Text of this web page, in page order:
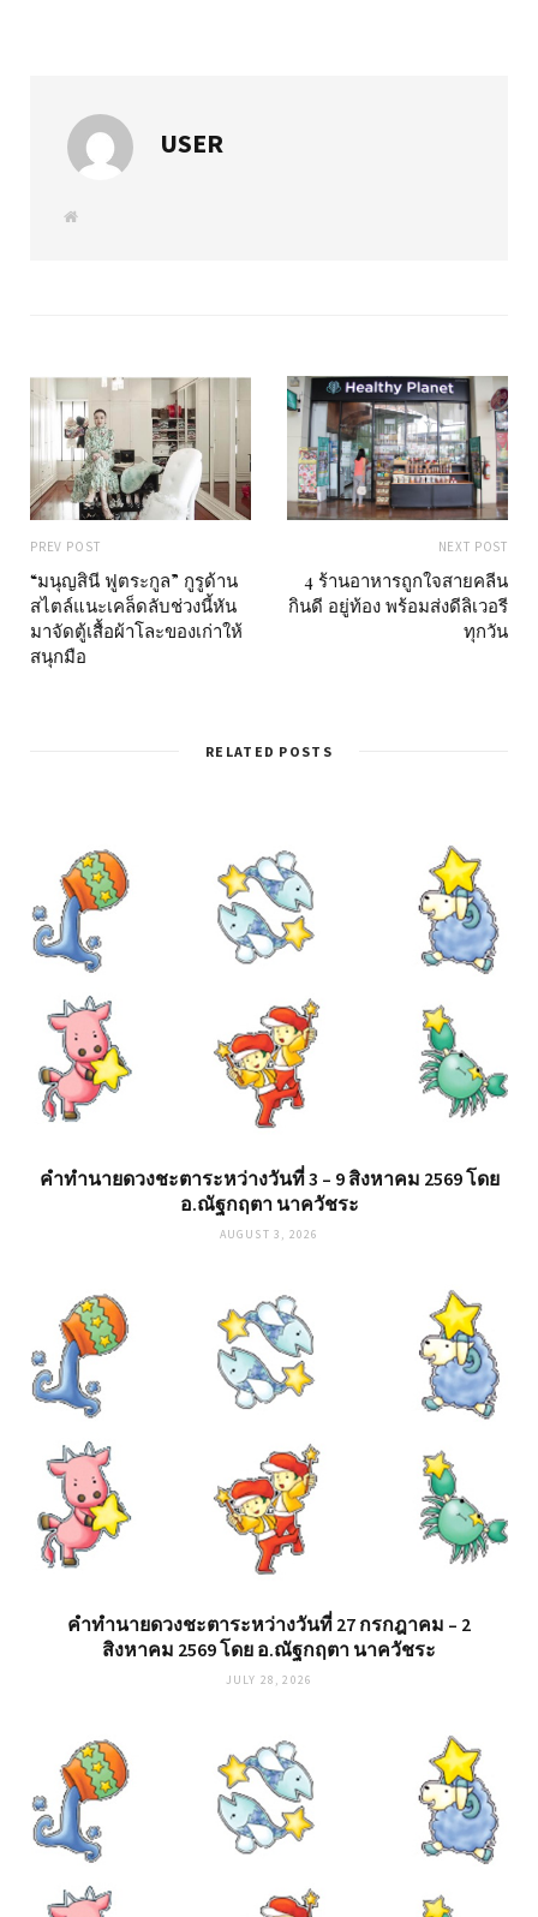
USER
W
PREV POST
“มนุญสินี ฟูตระกูล” กูรูด้าน
สไตล์แนะเคล็ดลับช่วงนี้หัน
มาจัดตู้เสื้อผ้าโละของเก่าให้
สนุกมือ
NEXT POST
4 ร้านอาหารถูกใจสายคลีน
กินดี อยู่ท้อง พร้อมส่งดีลิเวอรี
ทุกวัน
RELATED POSTS
คำทำนายดวงชะตาระหว่างวันที่ 3 – 9 สิงหาคม 2569 โดย
อ.ณัฐกฤตา นาควัชระ
AUGUST 3, 2026
คำทำนายดวงชะตาระหว่างวันที่ 27 กรกฎาคม – 2
สิงหาคม 2569 โดย อ.ณัฐกฤตา นาควัชระ
JULY 28, 2026